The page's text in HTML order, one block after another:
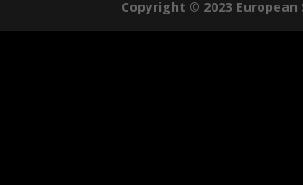
Copyright © 2023